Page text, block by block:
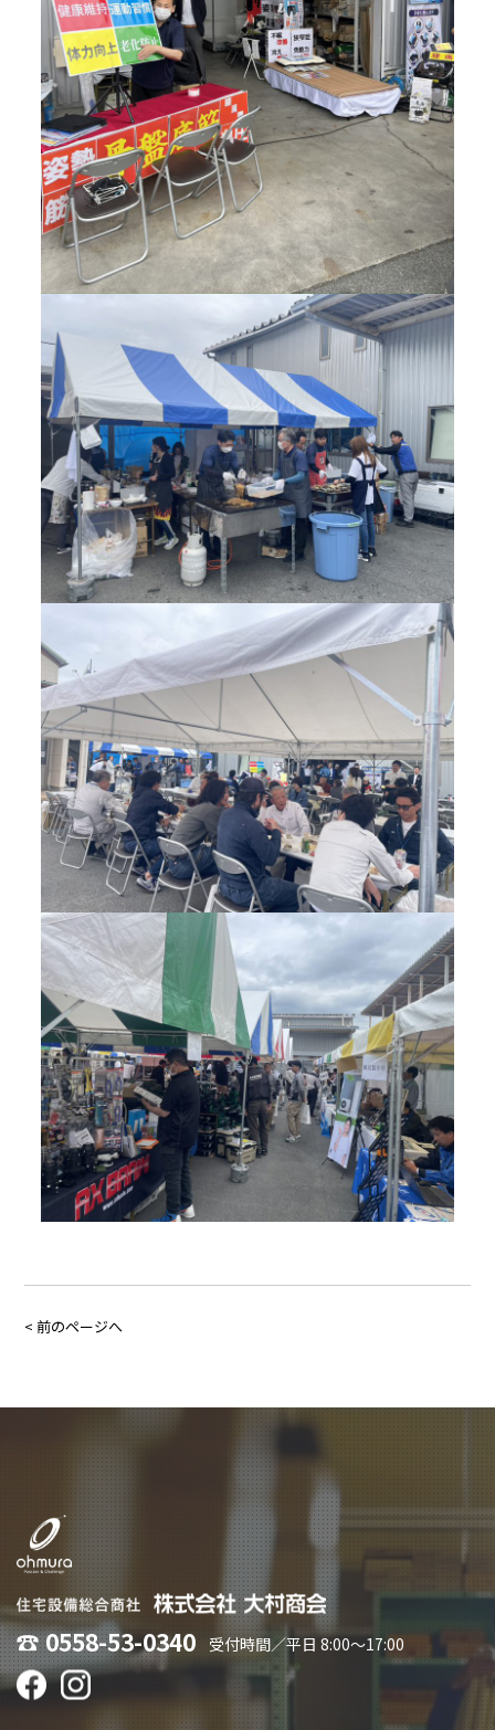
< 前のページへ
☎︎ 0558-53-0340 受付時間／平日 8:00〜17:00